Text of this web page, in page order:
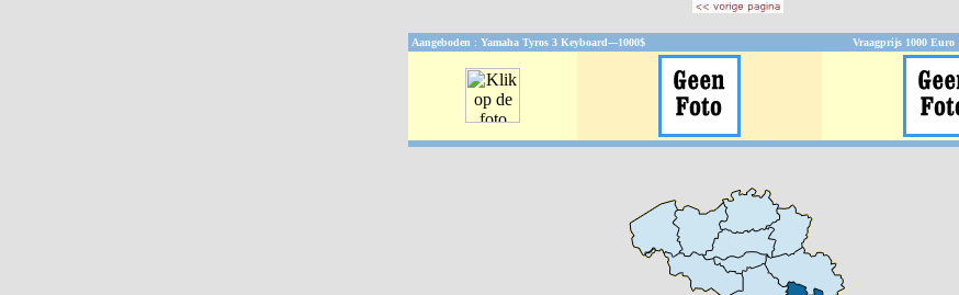
Aangeboden : Yamaha Tyros 3 Keyboard---1000$ Vraagprijs 1000 Euro